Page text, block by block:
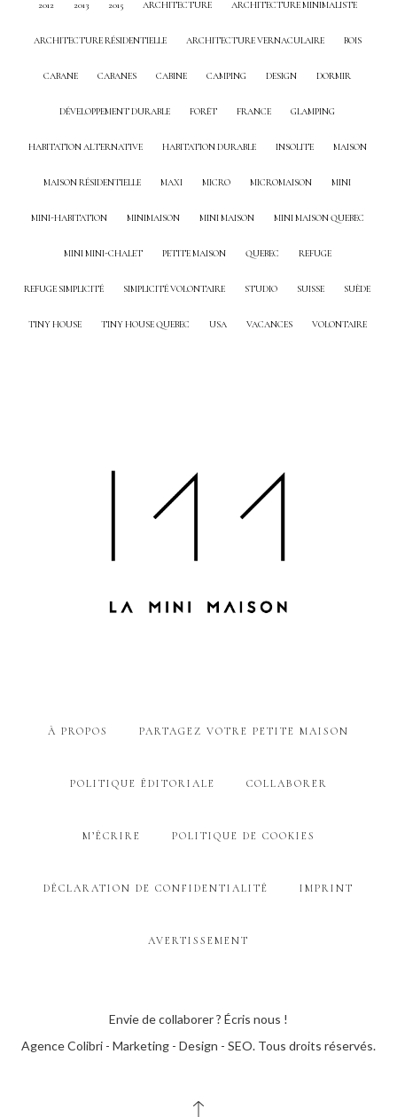
2012 2013 2015 ARCHITECTURE ARCHITECTURE MINIMALISTE
ARCHITECTURE RÉSIDENTIELLE ARCHITECTURE VERNACULAIRE BOIS
CABANE CABANES CABINE CAMPING DESIGN DORMIR
DÉVELOPPEMENT DURABLE FORÊT FRANCE GLAMPING
HABITATION ALTERNATIVE HABITATION DURABLE INSOLITE MAISON
MAISON RÉSIDENTIELLE MAXI MICRO MICROMAISON MINI
MINI-HABITATION MINIMAISON MINI MAISON MINI MAISON QUEBEC
MINI MINI-CHALET PETITE MAISON QUEBEC REFUGE
REFUGE SIMPLICITÉ SIMPLICITÉ VOLONTAIRE STUDIO SUISSE SUÈDE
TINY HOUSE TINY HOUSE QUEBEC USA VACANCES VOLONTAIRE
À PROPOS PARTAGEZ VOTRE PETITE MAISON
POLITIQUE ÉDITORIALE COLLABORER
M’ÉCRIRE POLITIQUE DE COOKIES
DÉCLARATION DE CONFIDENTIALITÉ IMPRINT
AVERTISSEMENT
Envie de collaborer ? Écris nous !
Agence Colibri - Marketing - Design - SEO. Tous droits réservés.